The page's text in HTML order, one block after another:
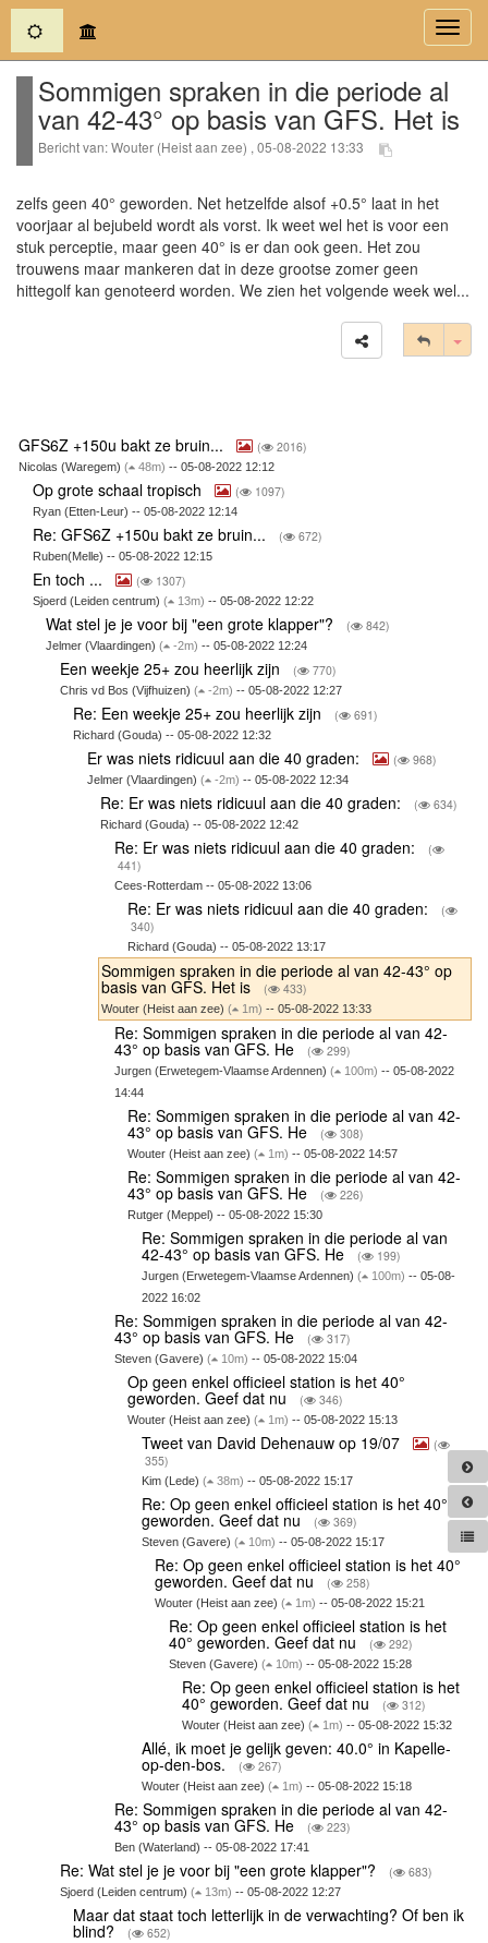
(current)
Sommigen spraken in die periode al
van 42-43° op basis van GFS. Het is
Bericht van: Wouter (Heist aan zee) , 05-08-2022 13:33
zelfs geen 40° geworden. Net hetzelfde alsof +0.5° laat in het
voorjaar al bejubeld wordt als vorst. Ik weet wel het is voor een
stuk perceptie, maar geen 40° is er dan ook geen. Het zou
trouwens maar mankeren dat in deze grootse zomer geen
hittegolf kan genoteerd worden. We zien het volgende week wel...
GFS6Z +150u bakt ze bruin... ( 2016)
Nicolas (Waregem) ( 48m) -- 05-08-2022 12:12
Op grote schaal tropisch ( 1097)
Ryan (Etten-Leur) -- 05-08-2022 12:14
Re: GFS6Z +150u bakt ze bruin... ( 672)
Ruben(Melle) -- 05-08-2022 12:15
En toch ... ( 1307)
Sjoerd (Leiden centrum) ( 13m) -- 05-08-2022 12:22
Wat stel je je voor bij "een grote klapper"? ( 842)
Jelmer (Vlaardingen)( -2m) -- 05-08-2022 12:24
Een weekje 25+ zou heerlijk zijn ( 770)
Chris vd Bos (Vijfhuizen) ( -2m) -- 05-08-2022 12:27
Re: Een weekje 25+ zou heerlijk zijn ( 691)
Richard (Gouda) -- 05-08-2022 12:32
Er was niets ridicuul aan die 40 graden: ( 968)
Jelmer (Vlaardingen) ( -2m) -- 05-08-2022 12:34
Re: Er was niets ridicuul aan die 40 graden: ( 634)
Richard (Gouda) -- 05-08-2022 12:42
Re: Er was niets ridicuul aan die 40 graden:
(
441)
Cees-Rotterdam -- 05-08-2022 13:06
Re: Er was niets ridicuul aan die 40 graden:
(
340)
Richard (Gouda) -- 05-08-2022 13:17
Sommigen spraken in die periode al van 42-43° op
basis van GFS. Het is ( 433)
Wouter (Heist aan zee)( 1m) -- 05-08-2022 13:33
Re: Sommigen spraken in die periode al van 42-
43° op basis van GFS. He ( 299)
Jurgen (Erwetegem-Vlaamse Ardennen) ( 100m) -- 05-08-2022
14:44
Re: Sommigen spraken in die periode al van 42-
43° op basis van GFS. He ( 308)
Wouter (Heist aan zee)( 1m) -- 05-08-2022 14:57
Re: Sommigen spraken in die periode al van 42-
43° op basis van GFS. He ( 226)
Rutger (Meppel) -- 05-08-2022 15:30
Re: Sommigen spraken in die periode al van
42-43° op basis van GFS. He ( 199)
Jurgen (Erwetegem-Vlaamse Ardennen) ( 100m) -- 05-08-
2022 16:02
Re: Sommigen spraken in die periode al van 42-
43° op basis van GFS. He ( 317)
Steven (Gavere) ( 10m) -- 05-08-2022 15:04
Op geen enkel officieel station is het 40°
geworden. Geef dat nu ( 346)
Wouter (Heist aan zee)( 1m) -- 05-08-2022 15:13
Tweet van David Dehenauw op 19/07
(
355)
Kim (Lede) ( 38m) -- 05-08-2022 15:17
Re: Op geen enkel officieel station is het 40°
geworden. Geef dat nu ( 369)
Steven (Gavere) ( 10m) -- 05-08-2022 15:17
Re: Op geen enkel officieel station is het 40°
geworden. Geef dat nu ( 258)
Wouter (Heist aan zee)( 1m) -- 05-08-2022 15:21
Re: Op geen enkel officieel station is het
40° geworden. Geef dat nu ( 292)
Steven (Gavere) ( 10m) -- 05-08-2022 15:28
Re: Op geen enkel officieel station is het
40° geworden. Geef dat nu ( 312)
Wouter (Heist aan zee)( 1m) -- 05-08-2022 15:32
Allé, ik moet je gelijk geven: 40.0° in Kapelle-
op-den-bos. ( 267)
Wouter (Heist aan zee) ( 1m) -- 05-08-2022 15:18
Re: Sommigen spraken in die periode al van 42-
43° op basis van GFS. He ( 223)
Ben (Waterland) -- 05-08-2022 17:41
Re: Wat stel je je voor bij "een grote klapper"? ( 683)
Sjoerd (Leiden centrum) ( 13m) -- 05-08-2022 12:27
Maar dat staat toch letterlijk in de verwachting? Of ben ik
blind? ( 652)